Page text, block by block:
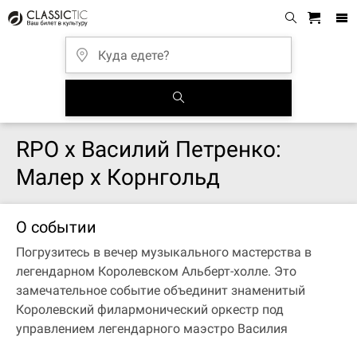
RPO x Василий Петренко:
Малер x Корнгольд
О событии
Погрузитесь в вечер музыкального мастерства в
легендарном Королевском Альберт-холле. Это
замечательное событие объединит знаменитый
Королевский филармонический оркестр под
управлением легендарного маэстро Василия